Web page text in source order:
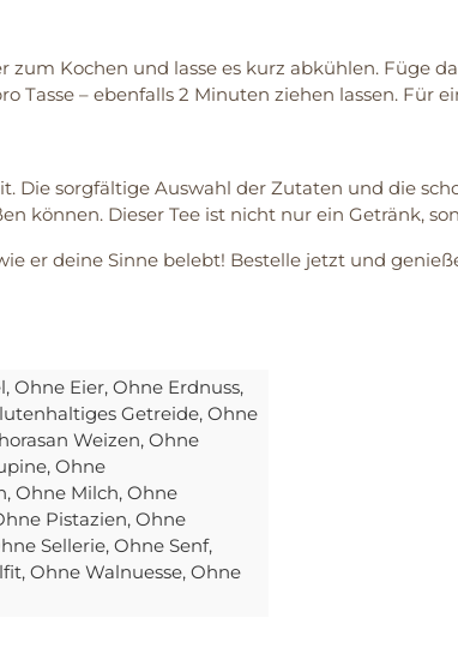
Kochen und lasse es kurz abkühlen. Füge
Tasse – ebenfalls 2 Minuten ziehen lassen. Für
sorgfältige Auswahl der Zutaten und die
können. Dieser Tee ist nicht nur ein Getränk,
er deine Sinne belebt! Bestelle jetzt und
, Ohne Eier, Ohne Erdnuss,
Getreide, Ohne
Weizen, Ohne
, Ohne
, Ohne Milch, Ohne
Pistazien, Ohne
Sellerie, Ohne Senf,
, Ohne Walnuesse, Ohne